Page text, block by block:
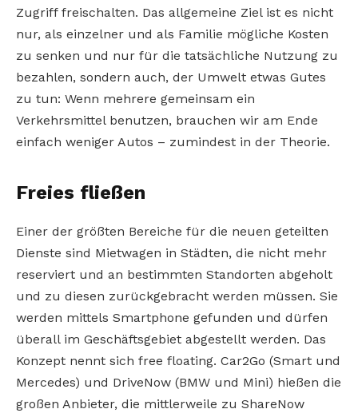
Zugriff freischalten. Das allgemeine Ziel ist es nicht
nur, als einzelner und als Familie mögliche Kosten
zu senken und nur für die tatsächliche Nutzung zu
bezahlen, sondern auch, der Umwelt etwas Gutes
zu tun: Wenn mehrere gemeinsam ein
Verkehrsmittel benutzen, brauchen wir am Ende
einfach weniger Autos – zumindest in der Theorie.
Freies fließen
Einer der größten Bereiche für die neuen geteilten
Dienste sind Mietwagen in Städten, die nicht mehr
reserviert und an bestimmten Standorten abgeholt
und zu diesen zurückgebracht werden müssen. Sie
werden mittels Smartphone gefunden und dürfen
überall im Geschäftsgebiet abgestellt werden. Das
Konzept nennt sich free floating. Car2Go (Smart und
Mercedes) und DriveNow (BMW und Mini) hießen die
großen Anbieter, die mittlerweile zu ShareNow